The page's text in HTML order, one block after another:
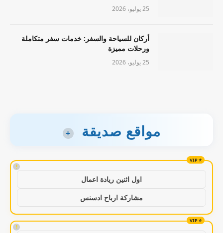
25 يوليو، 2026
أركان للسياحة والسفر: خدمات سفر متكاملة
ورحلات مميزة
25 يوليو، 2026
مواقع صديقة +
!
اول اثنين ريادة اعمال
مشاركة ارباح ادسنس
!